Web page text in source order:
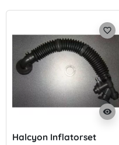
visibility
favorite_border
Halcyon Inflatorset